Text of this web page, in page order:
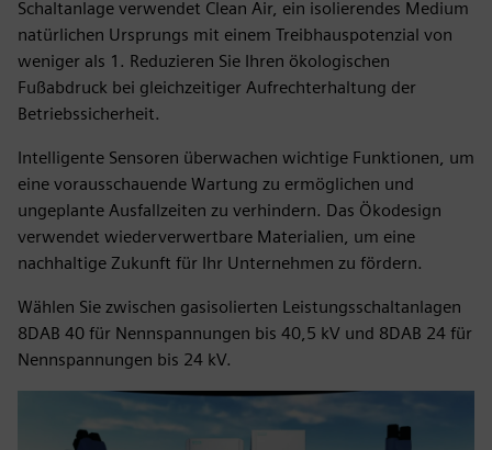
Schaltanlage verwendet Clean Air, ein isolierendes Medium
natürlichen Ursprungs mit einem Treibhauspotenzial von
weniger als 1. Reduzieren Sie Ihren ökologischen
Fußabdruck bei gleichzeitiger Aufrechterhaltung der
Betriebssicherheit.
Intelligente Sensoren überwachen wichtige Funktionen, um
eine vorausschauende Wartung zu ermöglichen und
ungeplante Ausfallzeiten zu verhindern. Das Ökodesign
verwendet wiederverwertbare Materialien, um eine
nachhaltige Zukunft für Ihr Unternehmen zu fördern.
Wählen Sie zwischen gasisolierten Leistungsschaltanlagen
8DAB 40 für Nennspannungen bis 40,5 kV und 8DAB 24 für
Nennspannungen bis 24 kV.